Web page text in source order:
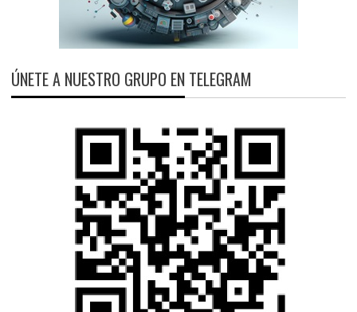
ÚNETE A NUESTRO GRUPO EN TELEGRAM